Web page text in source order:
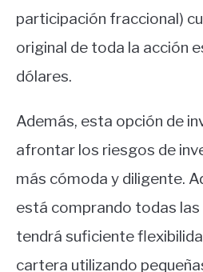
participación fraccional)
original de toda la acción
dólares.
Además, esta opción de
afrontar los riesgos de
más cómoda y diligente.
está comprando todas las
tendrá suficiente
cartera utilizando